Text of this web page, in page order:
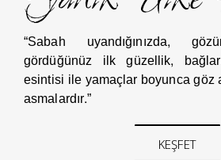
“Sabah uyandığınızda,
gördüğünüz ilk güzellik,
esintisi ile yamaçlar boyunca
asmalardır.”
KEŞFET